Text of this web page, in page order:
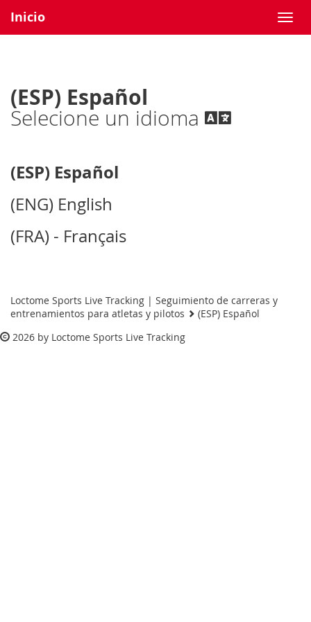
Inicio
(ESP) Español
Selecione un idioma
(ESP) Español
(ENG) English
(FRA) - Français
Loctome Sports Live Tracking | Seguimiento de carreras y
entrenamientos para atletas y pilotos
(ESP) Español
2026 by Loctome Sports Live Tracking